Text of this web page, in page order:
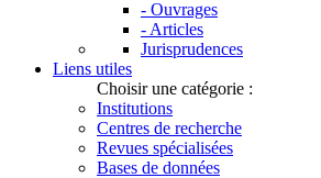
- Ouvrages
- Articles
Jurisprudences
Liens utiles
Choisir une catégorie :
Institutions
Centres de recherche
Revues spécialisées
Bases de données